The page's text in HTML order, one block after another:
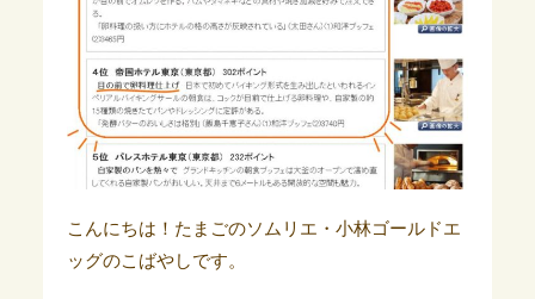
こんにちは！たまごのソムリエ・小林ゴールドエ
ッグのこばやしです。